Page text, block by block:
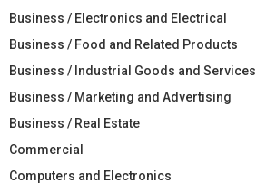
Business / Electronics and Electrical
Business / Food and Related Products
Business / Industrial Goods and Services
Business / Marketing and Advertising
Business / Real Estate
Commercial
Computers and Electronics